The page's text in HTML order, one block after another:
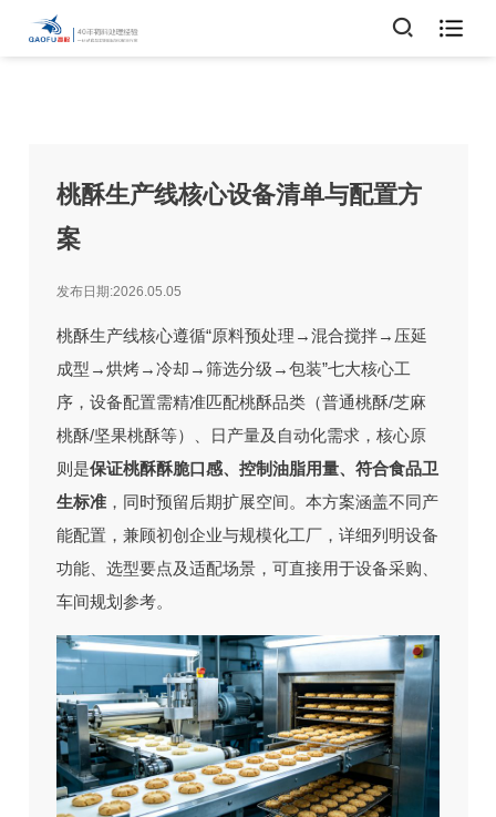

桃酥生产线核心设备清单与配置方
案
发布日期:2026.05.05
桃酥生产线核心遵循“原料预处理→混合搅拌→压延
成型→烘烤→冷却→筛选分级→包装”七大核心工
序，设备配置需精准匹配桃酥品类（普通桃酥/芝麻
桃酥/坚果桃酥等）、日产量及自动化需求，核心原
则是保证桃酥酥脆口感、控制油脂用量、符合食品卫
生标准 ，同时预留后期扩展空间。本方案涵盖不同产
能配置，兼顾初创企业与规模化工厂，详细列明设备
功能、选型要点及适配场景，可直接用于设备采购、
车间规划参考。